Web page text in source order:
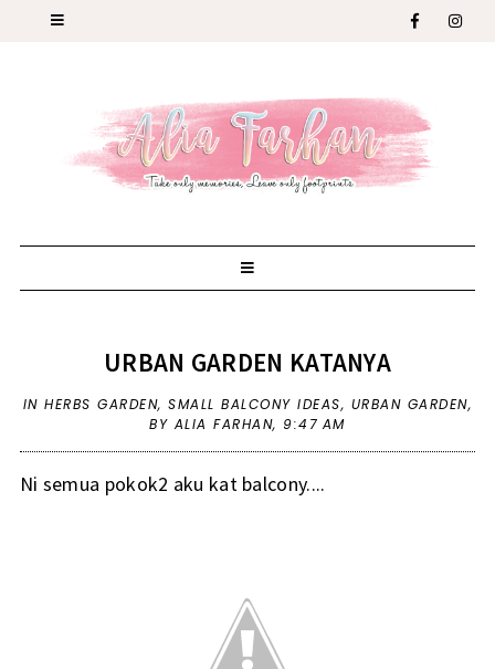
URBAN GARDEN KATANYA
INHERBS GARDEN,SMALL BALCONY IDEAS, URBAN GARDEN,
BY ALIA FARHAN, 9:47 AM
Ni semua pokok2 aku kat balcony....